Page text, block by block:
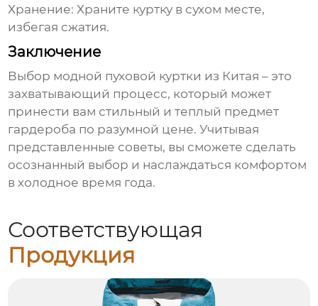
Хранение: Храните куртку в сухом месте,
избегая сжатия.
Заключение
Выбор модной пуховой куртки из Китая – это
захватывающий процесс, который может
принести вам стильный и теплый предмет
гардероба по разумной цене. Учитывая
представленные советы, вы сможете сделать
осознанный выбор и наслаждаться комфортом
в холодное время года.
Соответствующая
Продукция